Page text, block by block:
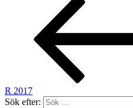
R 2017
Sök efter: